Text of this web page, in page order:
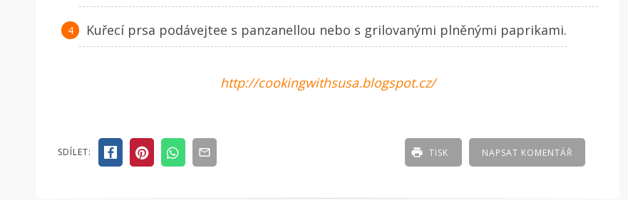
Kuřecí prsa podávejtee s panzanellou nebo s grilovanými plněnými paprikami.
http://cookingwithsusa.blogspot.cz/
SDÍLET: NAPSAT KOMENTÁŘ
TISK